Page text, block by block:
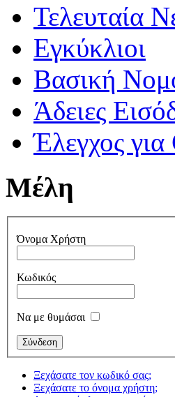
Τελευταία
Εγκύκλιοι
Βασική
Άδειες
Έλεγχος
Μέλη
Όνομα Χρήστη
Κωδικός
Να με θυμάσαι
Ξεχάσατε τον κωδικό σας;
Ξεχάσατε το όνομα χρήστη;